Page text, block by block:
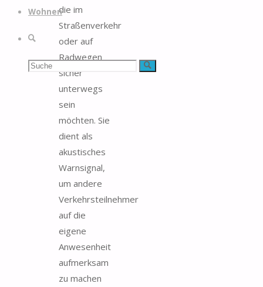
Wohnen
Suche
Suchen Suche
die im
Straßenverkehr
oder auf
Radwegen
sicher
unterwegs
sein
möchten. Sie
dient als
akustisches
Warnsignal,
um andere
Verkehrsteilnehmer
auf die
eigene
Anwesenheit
aufmerksam
zu machen